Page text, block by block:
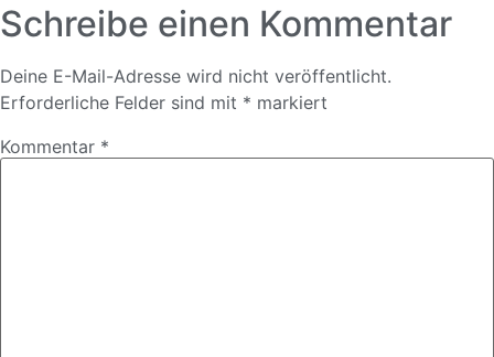
Schreibe einen Kommentar
Deine E-Mail-Adresse wird nicht veröffentlicht.
Erforderliche Felder sind mit * markiert
Kommentar *